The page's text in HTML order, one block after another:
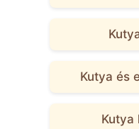
Kutya és
Kutya